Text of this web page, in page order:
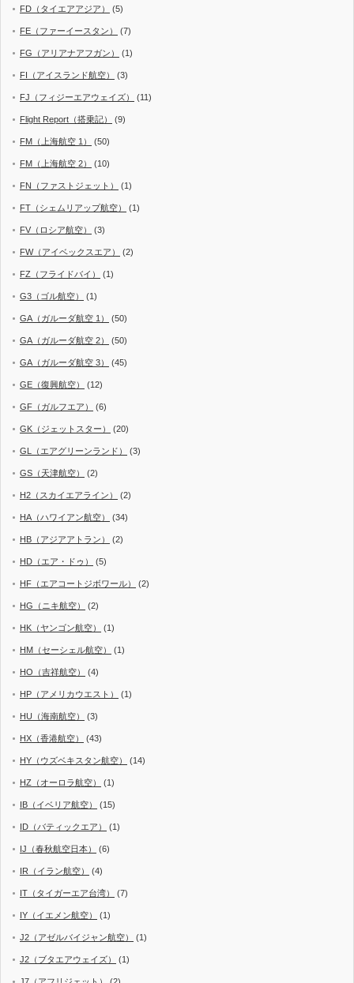
FD（タイエアアジア） (5)
FE（ファーイースタン） (7)
FG（アリアナアフガン） (1)
FI（アイスランド航空） (3)
FJ（フィジーエアウェイズ） (11)
Flight Report（搭乗記） (9)
FM（上海航空 1） (50)
FM（上海航空 2） (10)
FN（ファストジェット） (1)
FT（シェムリアップ航空） (1)
FV（ロシア航空） (3)
FW（アイベックスエア） (2)
FZ（フライドバイ） (1)
G3（ゴル航空） (1)
GA（ガルーダ航空 1） (50)
GA（ガルーダ航空 2） (50)
GA（ガルーダ航空 3） (45)
GE（復興航空） (12)
GF（ガルフエア） (6)
GK（ジェットスター） (20)
GL（エアグリーンランド） (3)
GS（天津航空） (2)
H2（スカイエアライン） (2)
HA（ハワイアン航空） (34)
HB（アジアアトラン） (2)
HD（エア・ドゥ） (5)
HF（エアコートジボワール） (2)
HG（ニキ航空） (2)
HK（ヤンゴン航空） (1)
HM（セーシェル航空） (1)
HO（吉祥航空） (4)
HP（アメリカウエスト） (1)
HU（海南航空） (3)
HX（香港航空） (43)
HY（ウズベキスタン航空） (14)
HZ（オーロラ航空） (1)
IB（イベリア航空） (15)
ID（バティックエア） (1)
IJ（春秋航空日本） (6)
IR（イラン航空） (4)
IT（タイガーエア台湾） (7)
IY（イエメン航空） (1)
J2（アゼルバイジャン航空） (1)
J2（ブタエアウェイズ） (1)